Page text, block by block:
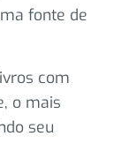
fonte de
com
o mais
seu